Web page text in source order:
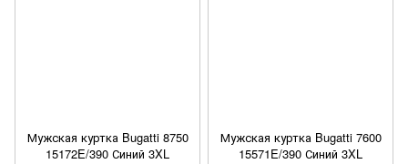
Мужская куртка Bugatti 8750
15172E/390 Синий 3XL
Мужская куртка Bugatti 7600
15571E/390 Синий 3XL